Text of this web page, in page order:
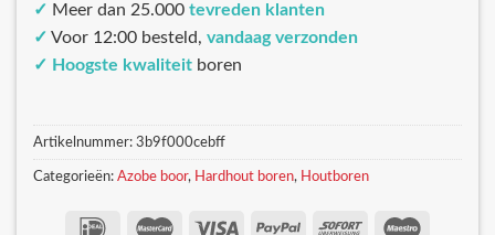
✓ Meer dan 25.000 tevreden klanten
✓ Voor 12:00 besteld, vandaag verzonden
✓ Hoogste kwaliteit boren
Artikelnummer: 3b9f000cebff
Categorieën: Azobe boor, Hardhout boren, Houtboren